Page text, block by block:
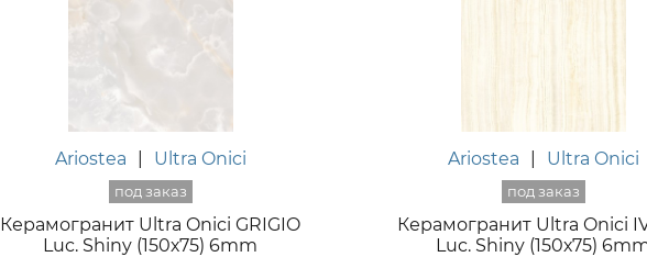
Ariostea Ultra Onici
Керамогранит Ultra Onici GRIGIO
Luc. Shiny (150х75) 6mm
Ariostea Ultra Onici
Керамогранит Ultra Onici
Luc. Shiny (150х75)